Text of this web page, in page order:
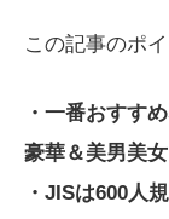
この記事のポイ
・一番おすす
豪華＆美男美女
・JISは600人